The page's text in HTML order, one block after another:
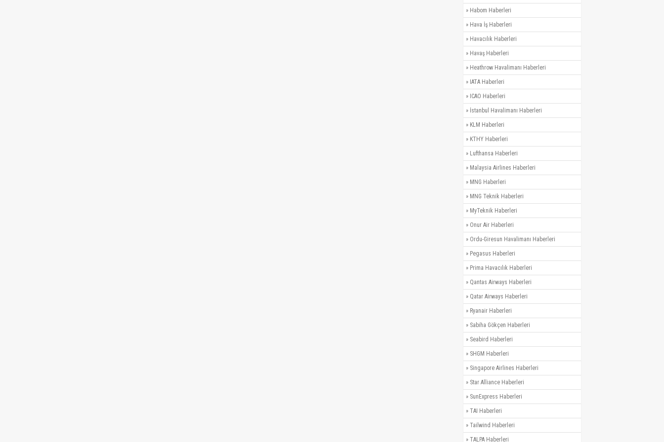
» Habom Haberleri
» Hava İş Haberleri
» Havacılık Haberleri
» Havaş Haberleri
» Heathrow Havalimanı Haberleri
» IATA Haberleri
» ICAO Haberleri
» İstanbul Havalimanı Haberleri
» KLM Haberleri
» KTHY Haberleri
» Lufthansa Haberleri
» Malaysia Airlines Haberleri
» MNG Haberleri
» MNG Teknik Haberleri
» MyTeknik Haberleri
» Onur Air Haberleri
» Ordu-Giresun Havalimanı Haberleri
» Pegasus Haberleri
» Prima Havacılık Haberleri
» Qantas Airways Haberleri
» Qatar Airways Haberleri
» Ryanair Haberleri
» Sabiha Gökçen Haberleri
» Seabird Haberleri
» SHGM Haberleri
» Singapore Airlines Haberleri
» Star Alliance Haberleri
» SunExpress Haberleri
» TAI Haberleri
» Tailwind Haberleri
» TALPA Haberleri